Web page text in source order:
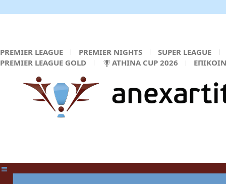
PREMIER LEAGUE PREMIER NIGHTS
SUPER LEAGUE
PREMIER LEAGUE GOLD
ATHINA CUP 2026